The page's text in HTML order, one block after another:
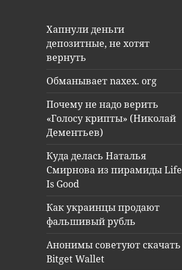
Хапнули деньги
депозитные, не хотят
вернуть
Обманывает naxex. org
Почему не надо верить
«Голосу крипты» (Николай
Дементьев)
Куда делась Наталья
Смирнова из пирамиды Life
Is Good
Как украинцы продают
фальшивый рубль
Анонимы советуют скачать
Bitget Wallet